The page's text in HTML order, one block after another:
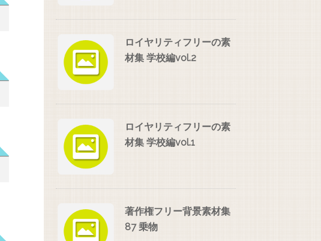
ロイヤリティフリーの素
材集 学校編vol.2
ロイヤリティフリーの素
材集 学校編vol.1
著作権フリー背景素材集
87 乗物